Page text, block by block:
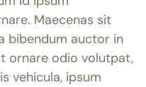
Maecenas sit
bibendum auctor in
ornare odio volutpat,
vehicula, ipsum